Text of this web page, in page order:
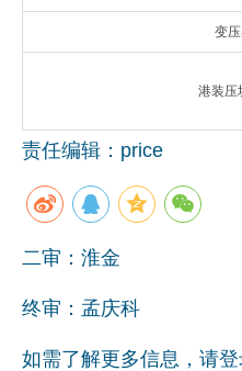
行情报价
数字报
变
港装压
责任编辑：price
二审：淮金
终审：孟庆科
如需了解更多信息，请登